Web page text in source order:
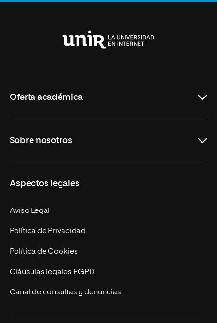
Oferta académica
Másteres Oficiales
Doctorados
Experto Universitario
Postgrados
Cursos Universitarios
Sobre nosotros
Facultades
Nuestro Equipo
Trabaja en UNIR
Actualidad
UNIR Revista
Eventos
Aspectos legales
Aviso Legal
Política de Privacidad
Política de Cookies
Cláusulas legales RGPD
Canal de consultas y denuncias